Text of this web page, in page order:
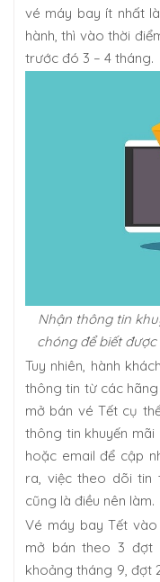
vé máy bay ít nhất
hành, thì vào thời
trước đó 3 – 4 tháng.
Nhận thông tin
chóng để biết
Tuy nhiên, hành
thông tin từ các
mở bán vé Tết cụ
thông tin khuyến
hoặc email để cập
ra, việc theo dõi tin
cũng là điều nên làm.
Vé máy bay Tết
mở bán theo 3 đợt
khoảng tháng 9, đợt